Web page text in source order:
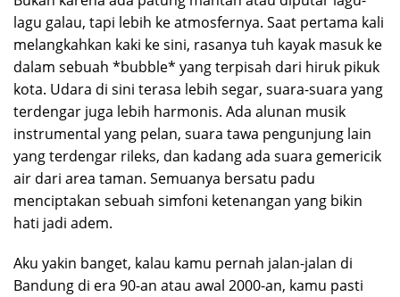
lagu galau, tapi lebih ke atmosfernya. Saat pertama kali
melangkahkan kaki ke sini, rasanya tuh kayak masuk ke
dalam sebuah *bubble* yang terpisah dari hiruk pikuk
kota. Udara di sini terasa lebih segar, suara-suara yang
terdengar juga lebih harmonis. Ada alunan musik
instrumental yang pelan, suara tawa pengunjung lain
yang terdengar rileks, dan kadang ada suara gemericik
air dari area taman. Semuanya bersatu padu
menciptakan sebuah simfoni ketenangan yang bikin
hati jadi adem.
Aku yakin banget, kalau kamu pernah jalan-jalan di
Bandung di era 90-an atau awal 2000-an, kamu pasti